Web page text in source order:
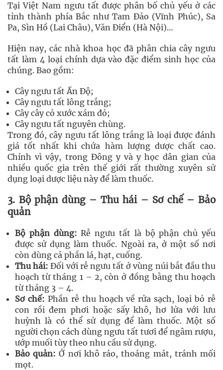
Tại Việt Nam ngưu tất được phân bố chủ yếu ở các
tỉnh thành phía Bắc như Tam Đảo (Vĩnh Phúc), Sa
Pa, Sìn Hồ (Lai Châu), Văn Điển (Hà Nội)…
Hiện nay, các nhà khoa học đã phân chia cây ngưu
tất làm 4 loại chính dựa vào đặc điểm sinh học của
chúng. Bao gồm:
Cây ngưu tất Ấn Độ;
Cây ngưu tất lông trắng;
Cây cây cỏ xước xám đỏ;
Cây ngưu tất nguyên chùng.
Trong đó, cây ngưu tất lông trắng là loại được đánh
giá tốt nhất khi chứa hàm lượng dược chất cao.
Chính vì vậy, trong Đông y và y học dân gian của
nhiều quốc gia trên thế giới rất thường xuyên sử
dụng loại dược liệu này để làm thuốc.
3. Bộ phận dùng – Thu hái – Sơ chế – Bảo
quản
Bộ phận dùng: Rễ ngưu tất là bộ phận chủ yếu
được sử dụng làm thuốc. Ngoài ra, ở một số nơi
còn dùng cả phần lá, hạt, cuống.
Thu hái: Đối với rễ ngưu tất ở vùng núi bắt đầu thu
hoạch từ tháng 1 – 2, còn ở đồng bằng thu hoạch
từ tháng 3 – 4.
Sơ chế: Phần rễ thu hoạch về rửa sạch, loại bỏ rễ
con rồi đem phơi hoặc sấy khô, hơ lửa với lưu
huỳnh là có thể sử dụng để làm thuốc. Một số
người chọn cách dùng ngưu tất tươi để ngâm rượu,
ướp muối tùy theo nhu cầu sử dụng.
Bảo quản: Ở nơi khô ráo, thoáng mát, tránh mối
mọt.